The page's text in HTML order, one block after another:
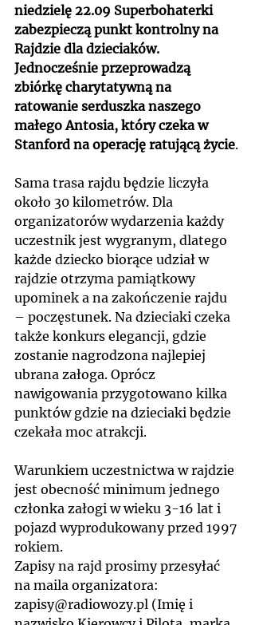
niedzielę 22.09 Superbohaterki
zabezpieczą punkt kontrolny na
Rajdzie dla dzieciaków.
Jednocześnie przeprowadzą
zbiórkę charytatywną na
ratowanie serduszka naszego
małego Antosia, który czeka w
Stanford na operację ratującą życie.
Sama trasa rajdu będzie liczyła
około 30 kilometrów. Dla
organizatorów wydarzenia każdy
uczestnik jest wygranym, dlatego
każde dziecko biorące udział w
rajdzie otrzyma pamiątkowy
upominek a na zakończenie rajdu
– poczęstunek. Na dzieciaki czeka
także konkurs elegancji, gdzie
zostanie nagrodzona najlepiej
ubrana załoga. Oprócz
nawigowania przygotowano kilka
punktów gdzie na dzieciaki będzie
czekała moc atrakcji.
Warunkiem uczestnictwa w rajdzie
jest obecność minimum jednego
członka załogi w wieku 3-16 lat i
pojazd wyprodukowany przed 1997
rokiem.
Zapisy na rajd prosimy przesyłać
na maila organizatora:
zapisy@radiowozy.pl (Imię i